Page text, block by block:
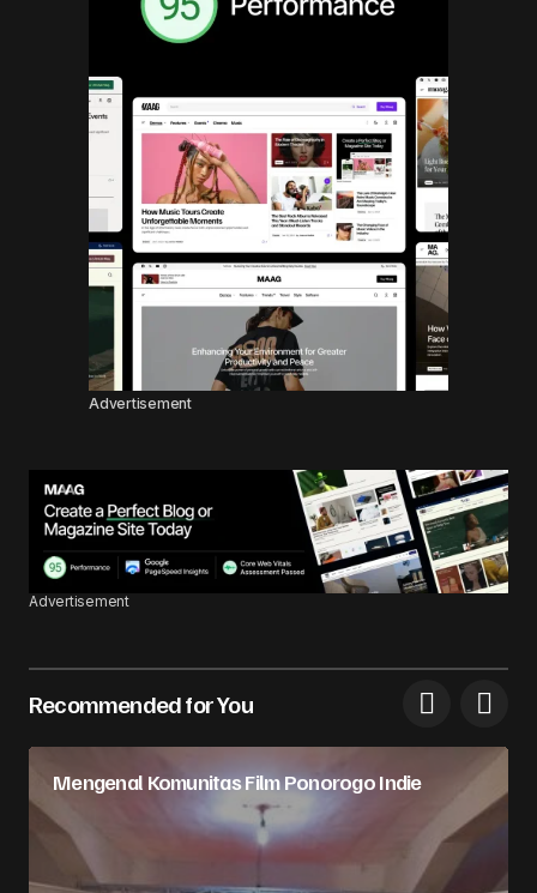
Advertisement
Advertisement
Recommended for You
Mengenal Komunitas Film Ponorogo Indie